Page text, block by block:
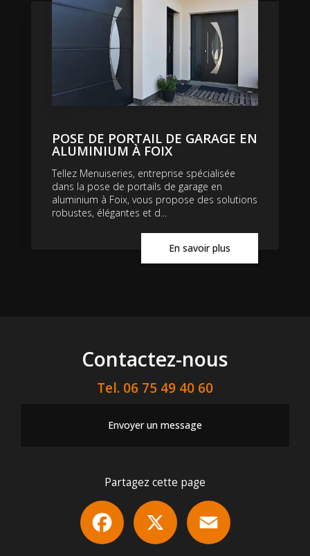
POSE DE PORTAIL DE GARAGE EN
ALUMINIUM À FOIX
Tellez Menuiseries, entreprise spécialisée
dans la pose de portails de garage en
aluminium à Foix, vous propose des solutions
robustes, élégantes et d...
En savoir plus
Contactez-nous
Tel. 06 75 49 40 60
Envoyer un message
Partagez cette page
Facebook